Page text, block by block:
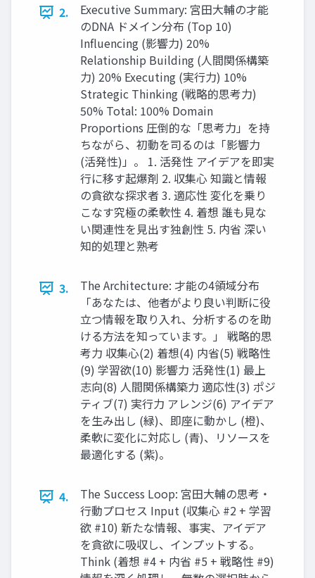
2.
Executive Summary: 宮田大輔の才能
のDNA ドメイン分布 (Top 10)
Influencing (影響力) 20%
Relationship Building (人間関係構築
力) 20% Executing (実行力) 10%
Strategic Thinking (戦略的思考力)
50% Total: 100% Domain
Proportions 圧倒的な「思考力」を持
ちながら、初動を司るのは「影響力
(活発性)」。 1. 活発性 アイデアを即実
行に移す起爆剤 2. 収集心 知識と情報
の貪欲な探求者 3. 適応性 変化を乗り
こなす究極の柔軟性 4. 着想 誰も見な
い関連性を見出す独創性 5. 内省 深い
知的処理と熟考
3.
The Architecture: 才能の4領域分布
「あなたは、他者がより良い判断に役
立つ情報を取り入れ、分析するのを助
ける方法を知っています。」 戦略的思
考力 収集心(2) 着想(4) 内省(5) 戦略性
(9) 学習欲(10) 影響力 活発性(1) 最上
志向(8) 人間関係構築力 適応性(3) ポジ
ティブ(7) 実行力 アレンジ(6) アイデア
を生み出し (緑)、即座に動かし (橙)、
柔軟に変化に対応し (青)、リソースを
最適化する (紫)。
4.
The Success Loop: 宮田大輔の思考・
行動プロセス Input (収集心 #2 + 学習
欲 #10) 新たな情報、事実、アイデア
を貪欲に吸収し、インプットする。
Think (着想 #4 + 内省 #5 + 戦略性 #9)